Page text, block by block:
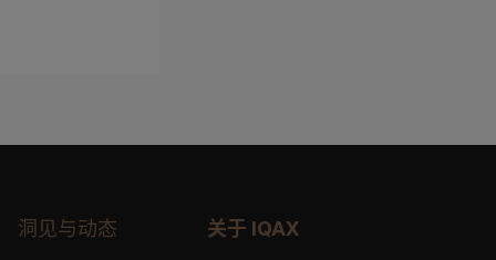
洞见与动态 关于 IQAX